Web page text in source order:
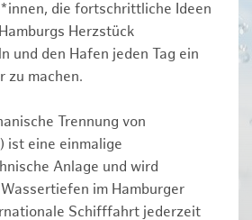
die fortschrittliche Ideen
Herzstück
und den Hafen jeden Tag ein
zu machen.
Trennung von
ist eine einmalige
Anlage und wird
im Hamburger
Schifffahrt jederzeit